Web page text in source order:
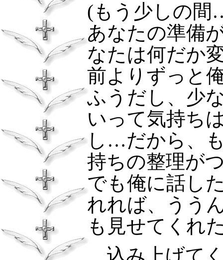
(もう少しの
あなたの準備
なたは何だか
前よりずっと
ふうだし、少
いって気持ち
し…だから、
持ちの整理が
でも俺に話し
れれば、うう
も見せてくれ
込み上げて